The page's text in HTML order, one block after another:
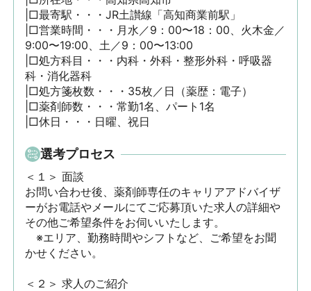
|□最寄駅・・・JR土讃線「高知商業前駅」
|□営業時間・・・月水／9：00〜18：00、火木金／
9:00〜19:00、土／9：00〜13:00
|□処方科目・・・内科・外科・整形外科・呼吸器
科・消化器科
|□処方箋枚数・・・35枚／日（薬歴：電子）
|□薬剤師数・・・常勤1名、パート1名
|□休日・・・日曜、祝日
選考プロセス
＜１＞ 面談
お問い合わせ後、薬剤師専任のキャリアアドバイザ
ーがお電話やメールにてご応募頂いた求人の詳細や
その他ご希望条件をお伺いいたします。
※エリア、勤務時間やシフトなど、ご希望をお聞
かせください。
＜２＞ 求人のご紹介